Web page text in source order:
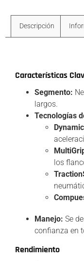
Descripción
Características
Segmento:
largos.
Tecnologías
los
Manejo: Se
confianza en
Rendimiento